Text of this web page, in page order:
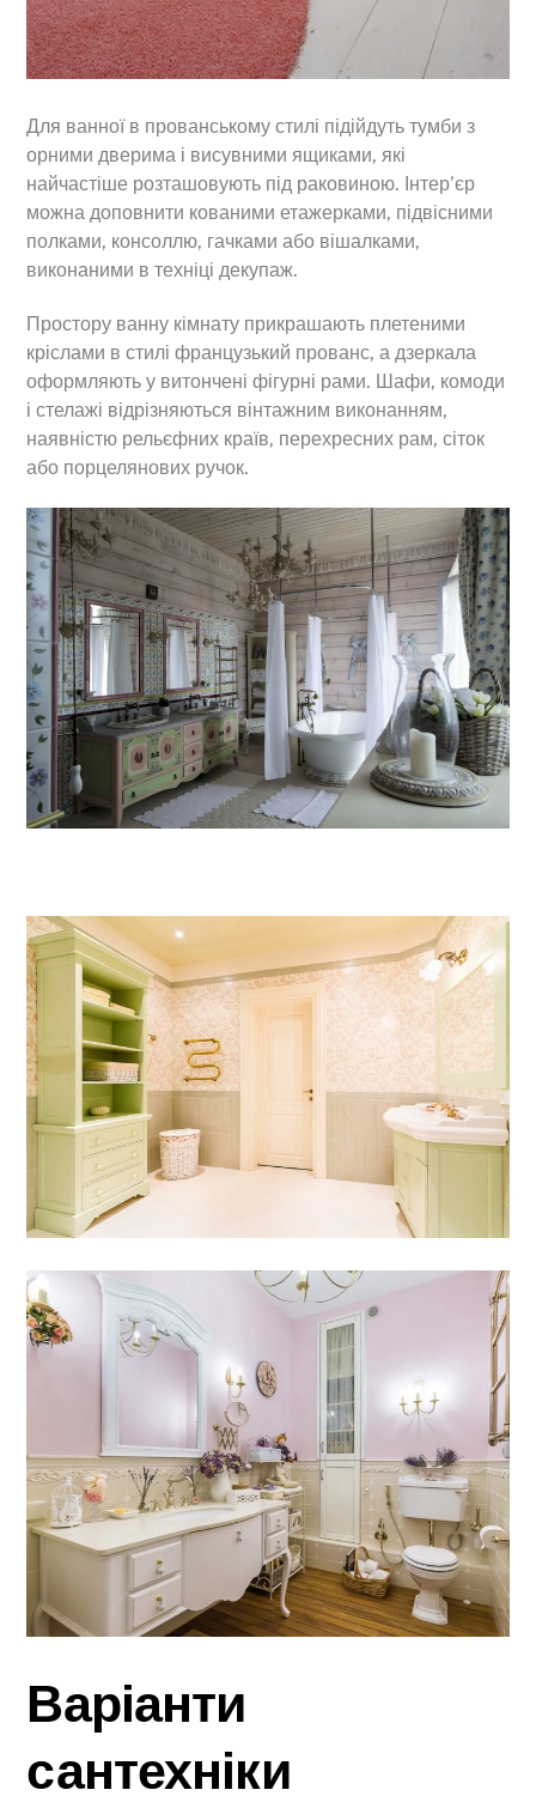
Для ванної в прованському стилі підійдуть тумби з
орними дверима і висувними ящиками, які
найчастіше розташовують під раковиною. Інтер’єр
можна доповнити кованими етажерками, підвісними
полками, консоллю, гачками або вішалками,
виконаними в техніці декупаж.
Простору ванну кімнату прикрашають плетеними
кріслами в стилі французький прованс, а дзеркала
оформляють у витончені фігурні рами. Шафи, комоди
і стелажі відрізняються вінтажним виконанням,
наявністю рельєфних країв, перехресних рам, сіток
або порцелянових ручок.
Варіанти
сантехніки